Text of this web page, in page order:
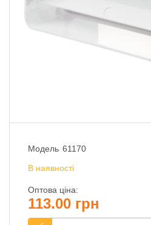
Модель 61170
В наявності
Оптова ціна:
113.00 грн